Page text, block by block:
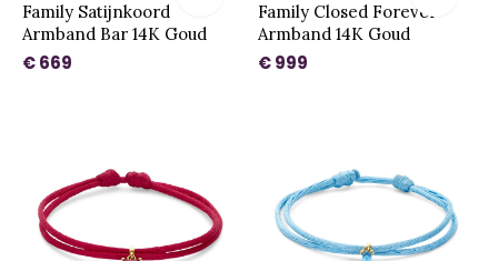
Family Satijnkoord
Armband Bar 14K Goud
€ 669
Family Closed Forever
Armband 14K Goud
€ 999